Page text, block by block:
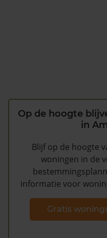
Op de hoogte
in
Blijf op de hoogte
woningen in de
informatie voor
Gratis